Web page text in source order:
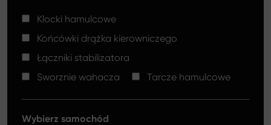
Tarcze hamulcowe High Carbon
Końcówki drążków kierowniczych
Klocki hamulcowe Silver Ceramic
Gdzie kupić
Kontakt
Klocki hamulcowe
Końcówki drążka kierowniczego
Łączniki stabilizatora
Sworznie wahacza
Tarcze hamulcowe
Wybierz samochód